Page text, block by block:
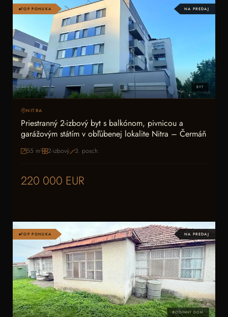
TOP PONUKA NA PREDAJ
BYT
NITRA
Priestranný 2-izbový byt s balkónom, pivnicou a
garážovým státím v obľúbenej lokalite Nitra – Čermáň
55 m² 2-izbový 3. posch.
220 000 EUR
TOP PONUKA NA PREDAJ
RODINNÝ DOM